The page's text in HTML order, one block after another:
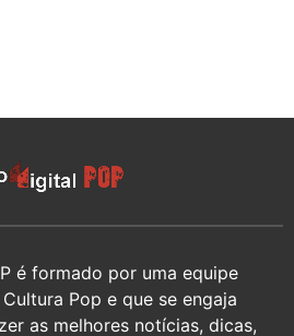
é formado por uma equipe
Pop e que se engaja
as melhores notícias, dicas,